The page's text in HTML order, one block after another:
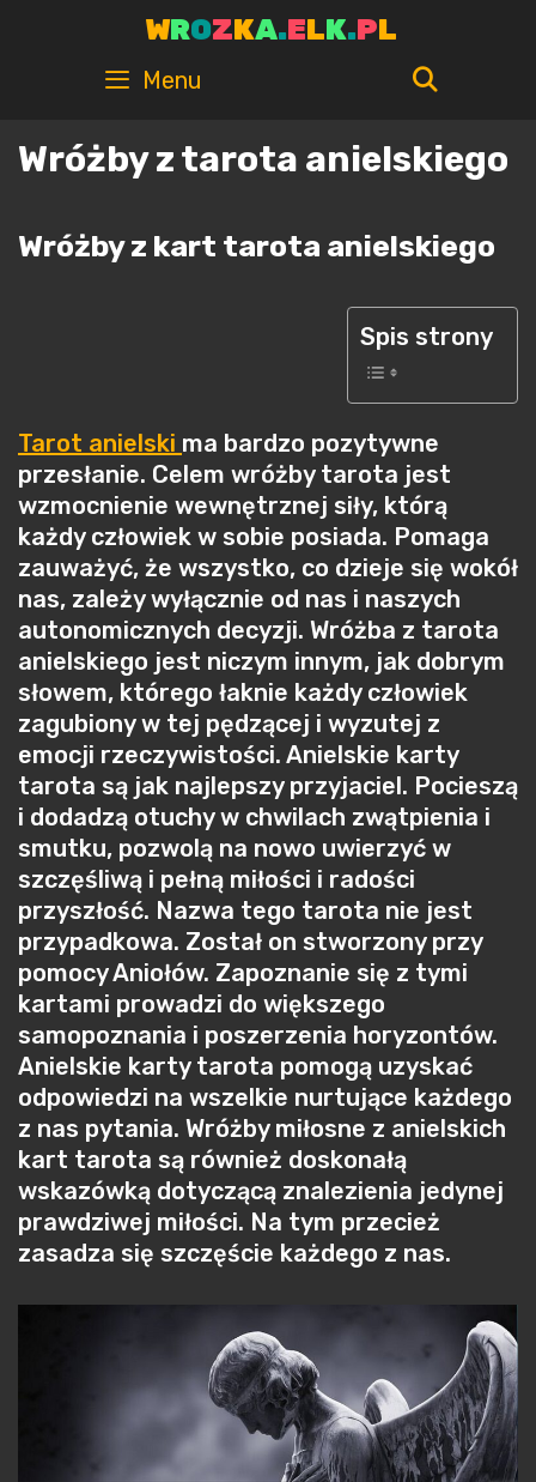
WROZKA.ELK.PL
Menu
Wróżby z tarota anielskiego
Wróżby z kart tarota anielskiego
Spis strony
Tarot anielski ma bardzo pozytywne
przesłanie. Celem wróżby tarota jest
wzmocnienie wewnętrznej siły, którą
każdy człowiek w sobie posiada. Pomaga
zauważyć, że wszystko, co dzieje się wokół
nas, zależy wyłącznie od nas i naszych
autonomicznych decyzji. Wróżba z tarota
anielskiego jest niczym innym, jak dobrym
słowem, którego łaknie każdy człowiek
zagubiony w tej pędzącej i wyzutej z
emocji rzeczywistości. Anielskie karty
tarota są jak najlepszy przyjaciel. Pocieszą
i dodadzą otuchy w chwilach zwątpienia i
smutku, pozwolą na nowo uwierzyć w
szczęśliwą i pełną miłości i radości
przyszłość. Nazwa tego tarota nie jest
przypadkowa. Został on stworzony przy
pomocy Aniołów. Zapoznanie się z tymi
kartami prowadzi do większego
samopoznania i poszerzenia horyzontów.
Anielskie karty tarota pomogą uzyskać
odpowiedzi na wszelkie nurtujące każdego
z nas pytania. Wróżby miłosne z anielskich
kart tarota są również doskonałą
wskazówką dotyczącą znalezienia jedynej
prawdziwej miłości. Na tym przecież
zasadza się szczęście każdego z nas.